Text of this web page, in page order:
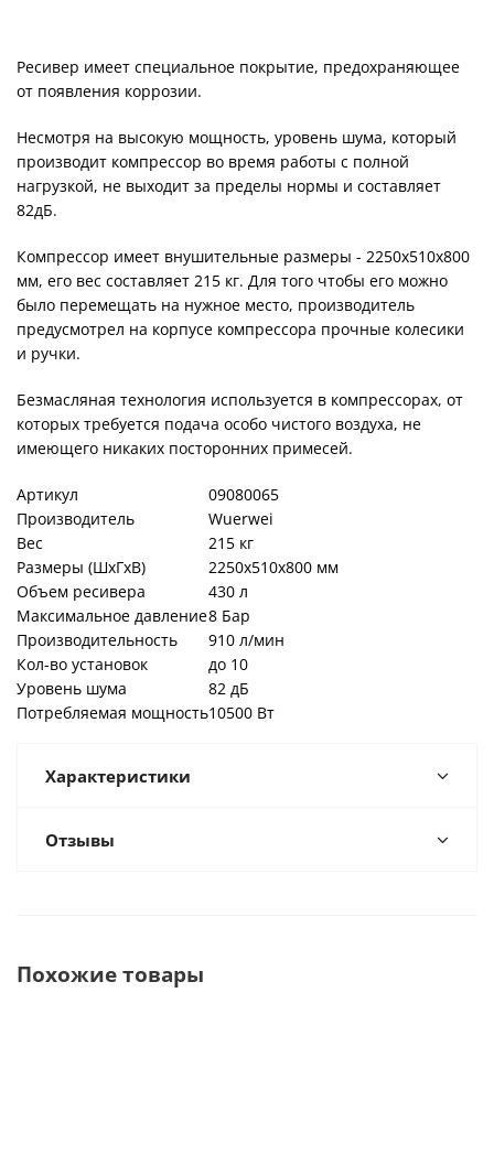
Ресивер имеет специальное покрытие, предохраняющее
от появления коррозии.
Несмотря на высокую мощность, уровень шума, который
производит компрессор во время работы с полной
нагрузкой, не выходит за пределы нормы и составляет
82дБ.
Компрессор имеет внушительные размеры - 2250х510х800
мм, его вес составляет 215 кг. Для того чтобы его можно
было перемещать на нужное место, производитель
предусмотрел на корпусе компрессора прочные колесики
и ручки.
Безмасляная технология используется в компрессорах, от
которых требуется подача особо чистого воздуха, не
имеющего никаких посторонних примесей.
Артикул
09080065
Производитель
Wuerwei
Вес
215 кг
Размеры (ШхГхВ)
2250х510х800 мм
Объем ресивера
430 л
Максимальное давление8 Бар
Производительность
910 л/мин
Кол-во установок
до 10
Уровень шума
82 дБ
Потребляемая мощность10500 Вт
Характеристики
Отзывы
Похожие товары